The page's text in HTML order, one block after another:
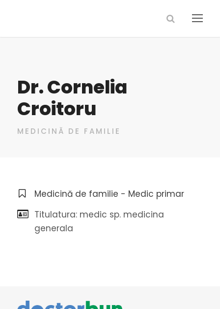
Dr. Cornelia
Croitoru
MEDICINĂ DE FAMILIE
Medicină de familie - Medic primar
Titulatura: medic sp. medicina
generala